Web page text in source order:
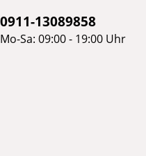
0911-13089858
Mo-Sa: 09:00 - 19:00 Uhr